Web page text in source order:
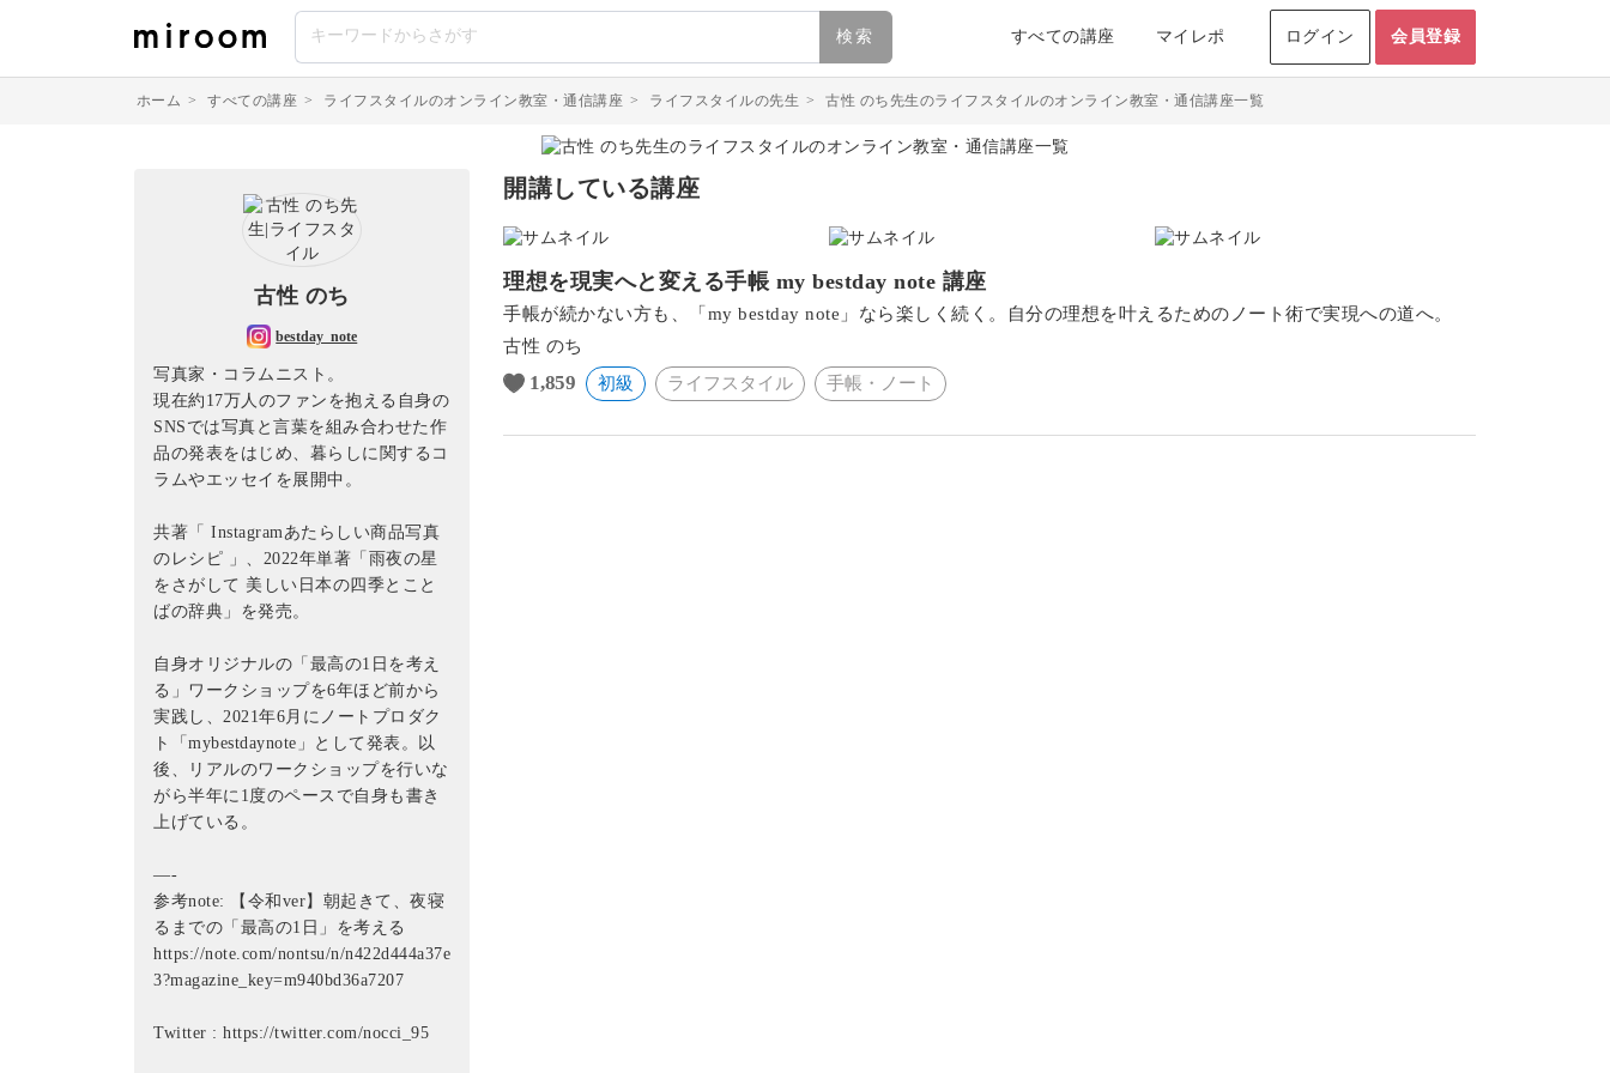
検索 すべての講座 マイレポ ログイン 会員登録
ホーム > すべての講座 > ライフスタイルのオンライン教室・通信講座 > ライフスタイルの先生 > 古性 のち先生のライフスタイルのオンライン教室・通信講座一覧
古性 のち
bestday_note
写真家・コラムニスト。
現在約17万人のファンを抱える自身の
SNSでは写真と言葉を組み合わせた作
品の発表をはじめ、暮らしに関するコ
ラムやエッセイを展開中。
共著「 Instagramあたらしい商品写真
のレシピ 」、2022年単著「雨夜の星
をさがして 美しい日本の四季とこと
ばの辞典」を発売。
自身オリジナルの「最高の1日を考え
る」ワークショップを6年ほど前から
実践し、2021年6月にノートプロダク
ト「mybestdaynote」として発表。以
後、リアルのワークショップを行いな
がら半年に1度のペースで自身も書き
上げている。
—-
参考note: 【令和ver】朝起きて、夜寝
るまでの「最高の1日」を考える
https://note.com/nontsu/n/n422d444a37e
3?magazine_key=m940bd36a7207
Twitter : https://twitter.com/nocci_95
開講している講座
理想を現実へと変える手帳 my bestday note 講座
手帳が続かない方も、「my bestday note」なら楽しく続く。自分の理想を叶えるためのノート術で実現への道へ。
古性 のち
1,859 初級 ライフスタイル 手帳・ノート